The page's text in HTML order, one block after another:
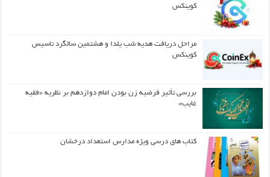
کوینکس
مراحل دریافت هدیه شب یلدا و هشتمین سالگرد تاسیس
کوینکس
بررسی تأثیر فرضیه زن بودن امام دوازدهم بر نظریه «فقیه
غایب»
کتاب های درسی ویژه مدارس استعداد درخشان